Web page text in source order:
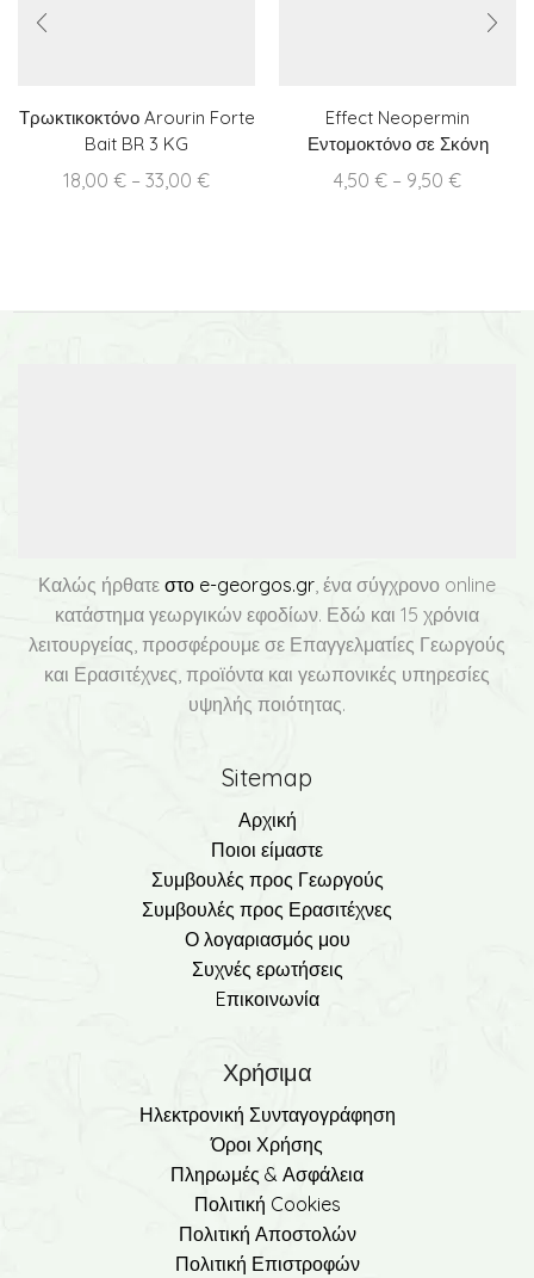
Τρωκτικοκτόνο Arourin Forte
Bait BR 3 KG
18,00 € – 33,00 €Price
Effect Neopermin
Εντομοκτόνο σε Σκόνη
4,50 € – 9,50 €Price
Καλώς ήρθατε στο e-georgos.gr , ένα σύγχρονο online
κατάστημα γεωργικών εφοδίων. Εδώ και 15 χρόνια
λειτουργείας, προσφέρουμε σε Επαγγελματίες Γεωργούς
και Ερασιτέχνες, προϊόντα και γεωπονικές υπηρεσίες
υψηλής ποιότητας.
Sitemap
Αρχική
Ποιοι είμαστε
Συμβουλές προς Γεωργούς
Συμβουλές προς Ερασιτέχνες
Ο λογαριασμός μου
Συχνές ερωτήσεις
Eπικοινωνία
Χρήσιμα
Ηλεκτρονική Συνταγογράφηση
Όροι Χρήσης
Πληρωμές & Ασφάλεια
Πολιτική Cookies
Πολιτική Αποστολών
Πολιτική Επιστροφών